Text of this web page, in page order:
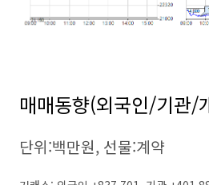
매매동향(외국인/기관/
단위:백만원, 선물:계약